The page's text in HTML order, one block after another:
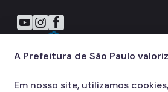
Icone do YouTube
Icone do Instagram
Icone do Facebook
A Prefeitura de São Paulo
Em nosso site, utilizamos